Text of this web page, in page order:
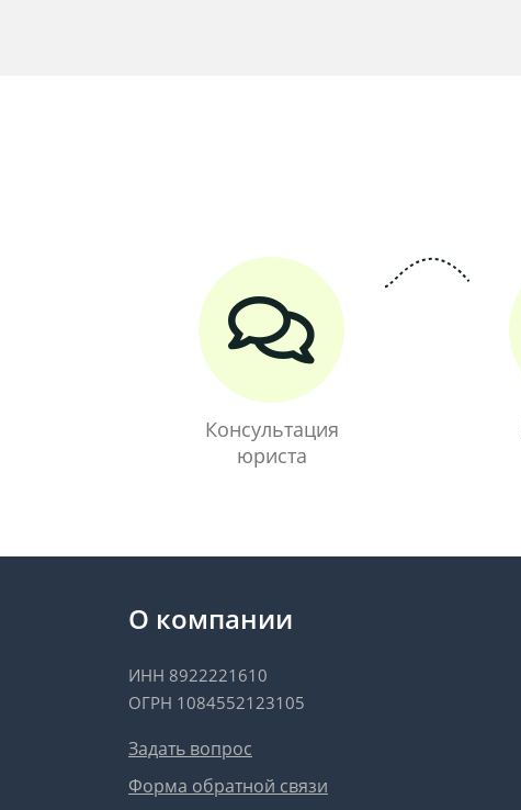
Консультация
юриста
О компании
ИНН 8922221610
ОГРН 1084552123105
Задать вопрос
Форма обратной связи